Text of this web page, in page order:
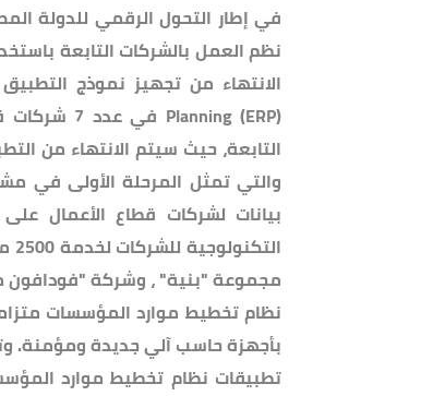
في إطار التحول الرقمي للدولة
نظم العمل بالشركات التابعة
والتي تمثل المرحلة الأولى في
بيانات لشركات قطاع الأعمال
مجموعة "بنية" ، وشركة "فودافون
نظام تخطيط موارد المؤسسات
بأجهزة حاسب آلي جديدة ومؤمنة.
تطبيقات نظام تخطيط موارد